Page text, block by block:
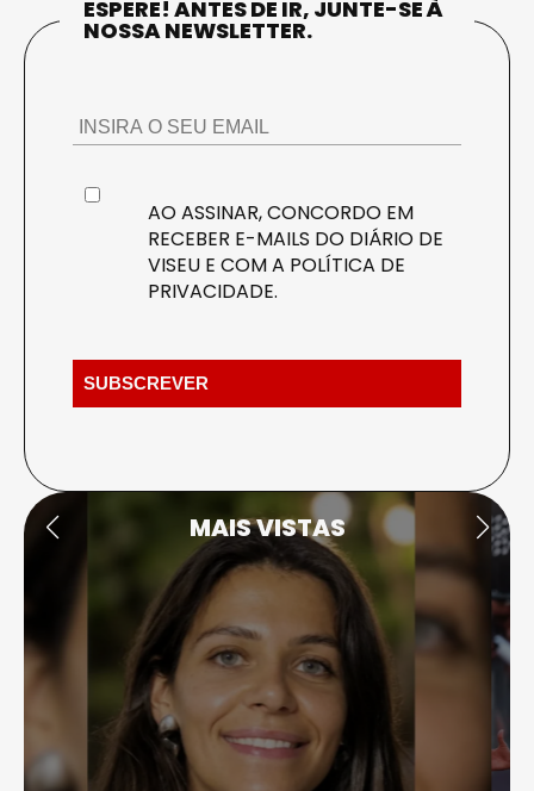
ESPERE! ANTES DE IR, JUNTE-SE À
NOSSA NEWSLETTER.
AO ASSINAR, CONCORDO EM
RECEBER E-MAILS DO DIÁRIO DE
VISEU E COM A POLÍTICA DE
PRIVACIDADE.
MAIS VISTAS